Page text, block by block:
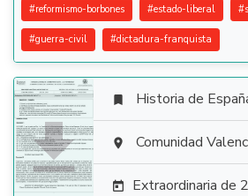
#reformismo-borbones #estado-liberal #
#guerra-civil #dictadura-franquista

 Historia de
 Comunidad
 Extraordinaria de